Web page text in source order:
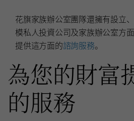
花旗家族辦公室團隊還擁有設立
模私人投資公司及家族辦公室方
提供這方面的諮詢服務。
為您的財富
的服務